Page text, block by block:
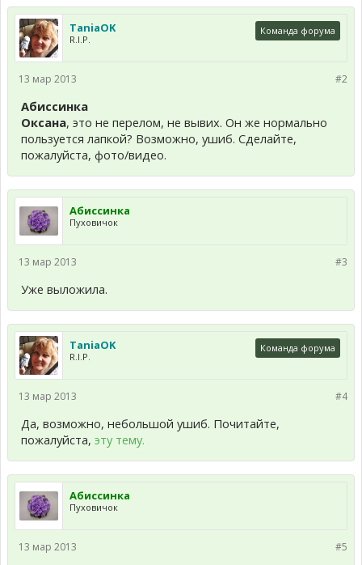
TaniaOK
R.I.P.
Команда форума
#2
13 мар 2013
Абиссинка
Оксана, это не перелом, не вывих. Он же нормально
пользуется лапкой? Возможно, ушиб. Сделайте,
пожалуйста, фото/видео.
Абиссинка
Пуховичок
#3
13 мар 2013
Уже выложила.
TaniaOK
R.I.P.
Команда форума
#4
13 мар 2013
Да, возможно, небольшой ушиб. Почитайте,
пожалуйста, эту тему.
Абиссинка
Пуховичок
#5
13 мар 2013